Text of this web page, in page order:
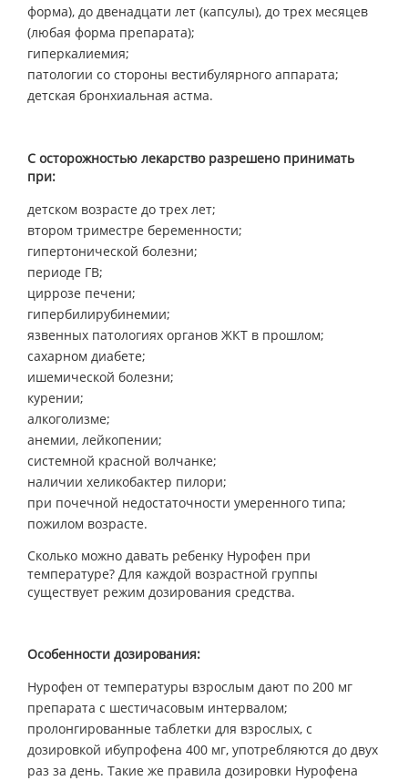
форма), до двенадцати лет (капсулы), до трех месяцев
(любая форма препарата);
гиперкалиемия;
патологии со стороны вестибулярного аппарата;
детская бронхиальная астма.
С осторожностью лекарство разрешено принимать
при:
детском возрасте до трех лет;
втором триместре беременности;
гипертонической болезни;
периоде ГВ;
циррозе печени;
гипербилирубинемии;
язвенных патологиях органов ЖКТ в прошлом;
сахарном диабете;
ишемической болезни;
курении;
алкоголизме;
анемии, лейкопении;
системной красной волчанке;
наличии хеликобактер пилори;
при почечной недостаточности умеренного типа;
пожилом возрасте.
Сколько можно давать ребенку Нурофен при
температуре? Для каждой возрастной группы
существует режим дозирования средства.
Особенности дозирования:
Нурофен от температуры взрослым дают по 200 мг
препарата с шестичасовым интервалом;
пролонгированные таблетки для взрослых, с
дозировкой ибупрофена 400 мг, употребляются до двух
раз за день. Такие же правила дозировки Нурофена